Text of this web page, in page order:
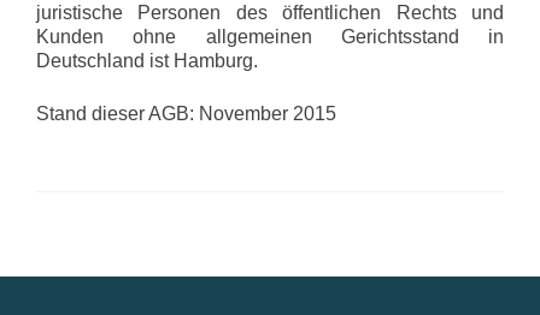
juristische Personen des öffentlichen Rechts und
Kunden ohne allgemeinen Gerichtsstand in
Deutschland ist Hamburg.
Stand dieser AGB: November 2015